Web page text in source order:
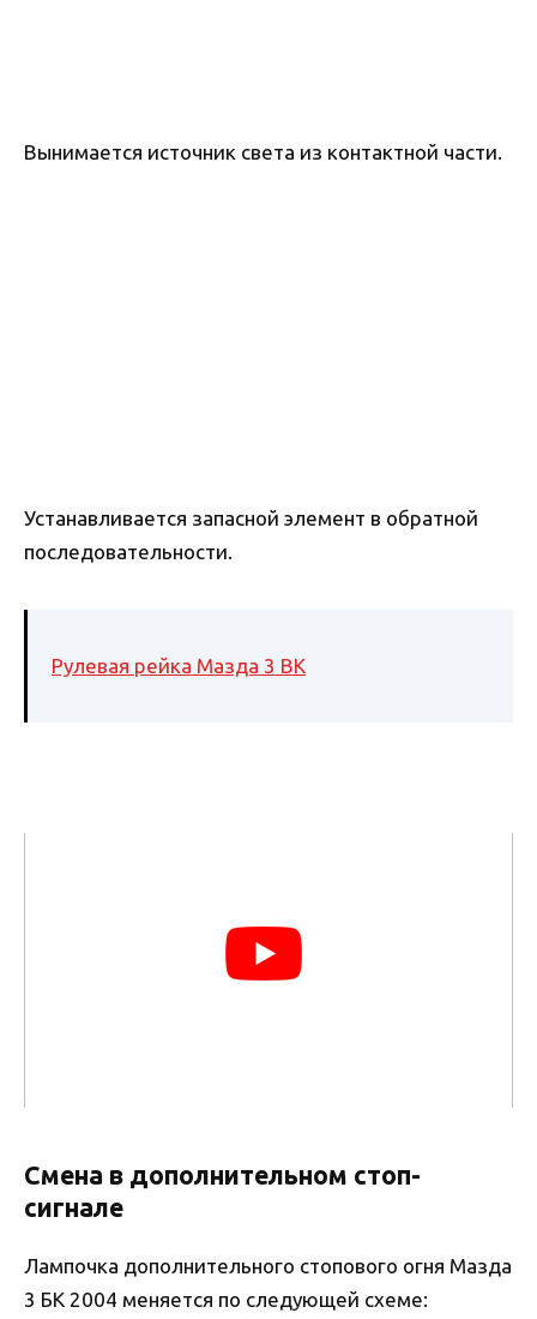
Вынимается источник света из контактной части.
Устанавливается запасной элемент в обратной
последовательности.
Рулевая рейка Мазда 3 BK
Смена в дополнительном стоп-
сигнале
Лампочка дополнительного стопового огня Мазда
3 БК 2004 меняется по следующей схеме: